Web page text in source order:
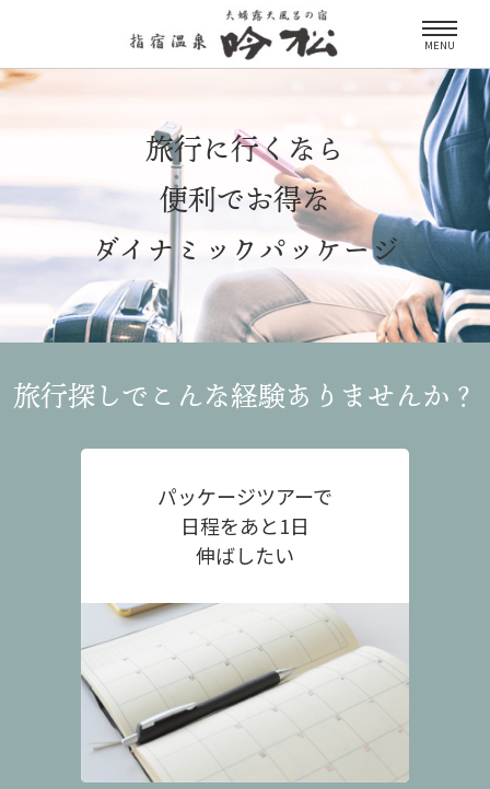
MENU
旅行に行くなら
便利でお得な
ダイナミックパッケージ
旅行探しでこんな経験ありませんか？
パッケージツアーで
日程をあと1日
伸ばしたい